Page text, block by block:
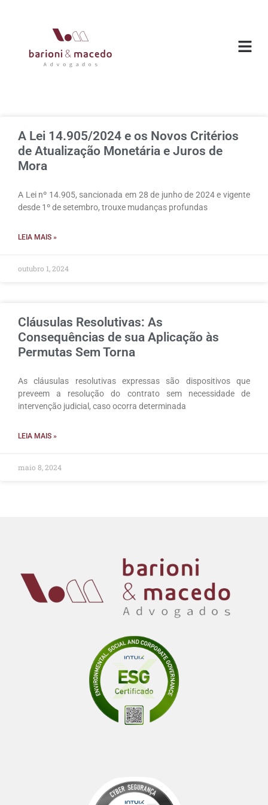
A Lei 14.905/2024 e os Novos Critérios
de Atualização Monetária e Juros de
Mora
A Lei nº 14.905, sancionada em 28 de junho de 2024 e vigente
desde 1º de setembro, trouxe mudanças profundas
LEIA MAIS »
outubro 1, 2024
Cláusulas Resolutivas: As
Consequências de sua Aplicação às
Permutas Sem Torna
As cláusulas resolutivas expressas são dispositivos que
preveem a resolução do contrato sem necessidade de
intervenção judicial, caso ocorra determinada
LEIA MAIS »
maio 8, 2024